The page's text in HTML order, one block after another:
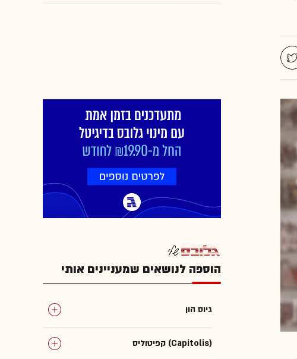
הוספה לנושאים שמעניינים אותי
גיוס הון
קפיטוליס (Capitolis)